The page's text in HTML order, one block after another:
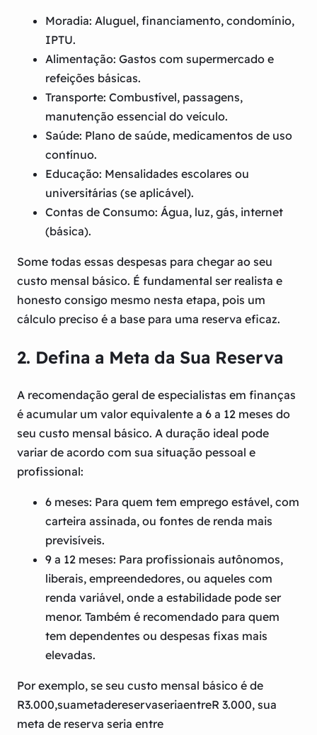
Moradia: Aluguel, financiamento, condomínio,
IPTU.
Alimentação: Gastos com supermercado e
refeições básicas.
Transporte: Combustível, passagens,
manutenção essencial do veículo.
Saúde: Plano de saúde, medicamentos de uso
contínuo.
Educação: Mensalidades escolares ou
universitárias (se aplicável).
Contas de Consumo: Água, luz, gás, internet
(básica).
Some todas essas despesas para chegar ao seu
custo mensal básico. É fundamental ser realista e
honesto consigo mesmo nesta etapa, pois um
cálculo preciso é a base para uma reserva eficaz.
2. Defina a Meta da Sua Reserva
A recomendação geral de especialistas em finanças
é acumular um valor equivalente a 6 a 12 meses do
seu custo mensal básico. A duração ideal pode
variar de acordo com sua situação pessoal e
profissional:
6 meses: Para quem tem emprego estável, com
carteira assinada, ou fontes de renda mais
previsíveis.
9 a 12 meses: Para profissionais autônomos,
liberais, empreendedores, ou aqueles com
renda variável, onde a estabilidade pode ser
menor. Também é recomendado para quem
tem dependentes ou despesas fixas mais
elevadas.
Por exemplo, se seu custo mensal básico é de
R3.000,suametadereservaseriaentreR 3.000, sua
meta de reserva seria entre